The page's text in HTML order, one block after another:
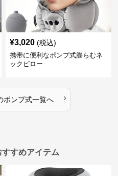
¥3,020 (税込)
携帯に便利なポンプ式膨らむネ
ックピロー
ポンプ式一覧へ ›
すめアイテム